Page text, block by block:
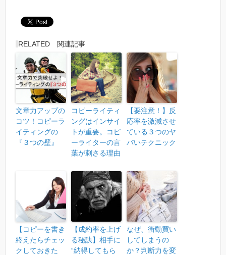
RELATED 関連記事
文章力アップの
コツ！コピーラ
イティングの
『３つの壁』
コピーライティ
ングはインサイ
トが重要。コピ
ーライターの言
葉が刺さる理由
【要注意！】反
応率を激減させ
ている３つのヤ
バいテクニック
【コピーを書き
終えたらチェッ
クしておきた
【成約率を上げ
る秘訣】相手に
“納得してもら
なぜ、衝動買い
してしまうの
か？判断力を変